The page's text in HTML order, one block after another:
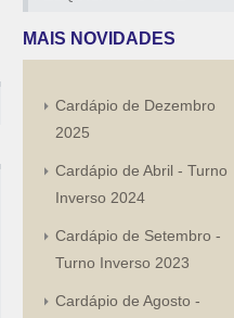
MAIS NOVIDADES
Cardápio de Dezembro
2025
Cardápio de Abril - Turno
Inverso 2024
Cardápio de Setembro -
Turno Inverso 2023
Cardápio de Agosto -